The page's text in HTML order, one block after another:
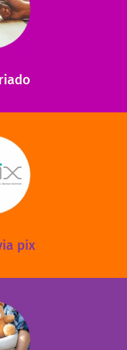
em contato conosco e
ajudar.
pix
importantes para
em funcionamento!